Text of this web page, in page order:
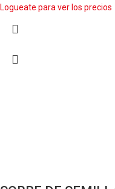
Logueate para ver los precios